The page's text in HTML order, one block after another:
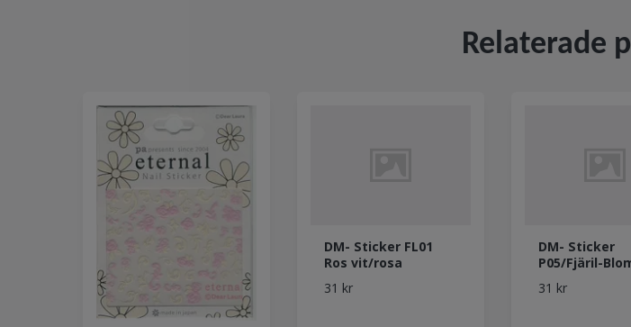
Relaterade
DM- Sticker FL01
Ros vit/rosa
31 kr
DM- Sticker
P05/Fjäril-
31 kr